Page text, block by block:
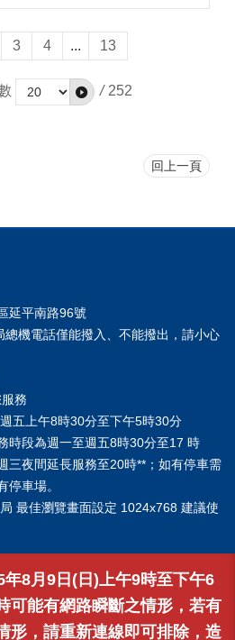
年8月9日(日)上午9時至下午6
可能有網路瞬斷之情形，若有
形，請重新連線即可排除，造
3 4 ... 13
/ 252
回上一頁
延平南路96號
總機電話僅能撥入、不能撥出，請小心
務
五上午8時30分至下午5時30分
時段為週一至週五8時30分至17 時
三夜間延長服務至20時**；如有停車需
停車場。
最佳瀏覽畫面設定 1024x768 建議使